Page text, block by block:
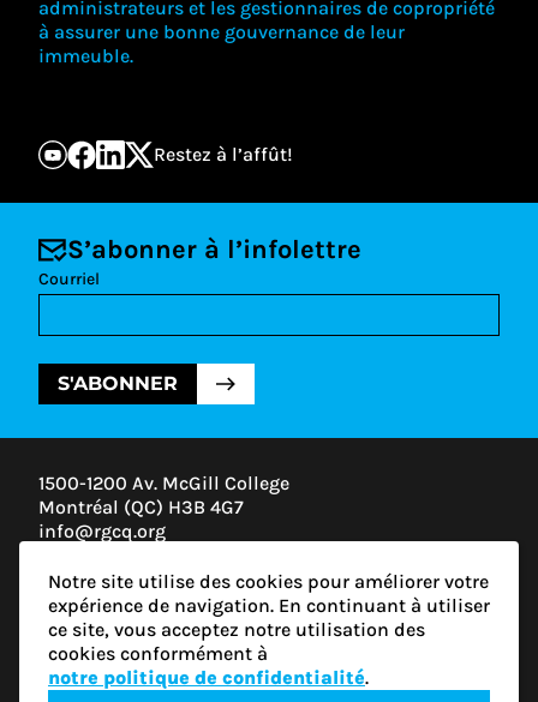
Notre site utilise des cookies pour améliorer votre
expérience de navigation. En continuant à utiliser
ce site, vous acceptez notre utilisation des
cookies conformément à
notre politique de confidentialité.
administrateurs et les gestionnaires de copropriété
à assurer une bonne gouvernance de leur
immeuble.
Restez à l’affût!
S’abonner à l’infolettre
Courriel
S'ABONNER
1500-1200 Av. McGill College
Montréal (QC) H3B 4G7
info@rgcq.org
MONTRÉAL
QUÉBEC
OUTAOUAIS
ESTRIE